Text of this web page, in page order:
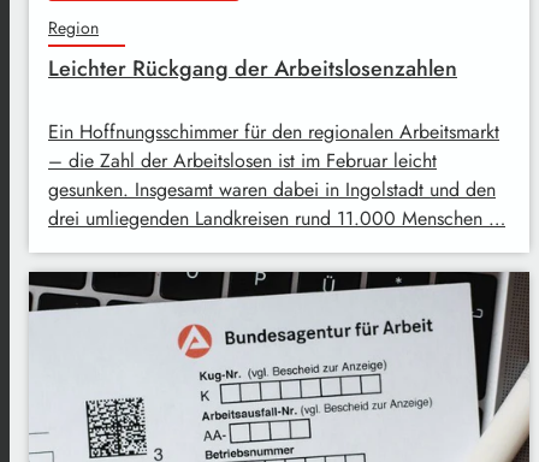
Region
Leichter Rückgang der Arbeitslosenzahlen
Ein Hoffnungsschimmer für den regionalen Arbeitsmarkt
– die Zahl der Arbeitslosen ist im Februar leicht
gesunken. Insgesamt waren dabei in Ingolstadt und den
drei umliegenden Landkreisen rund 11.000 Menschen …